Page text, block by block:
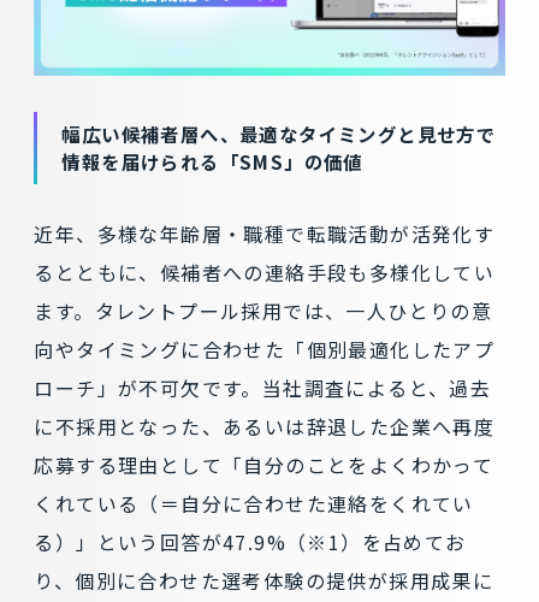
幅広い候補者層へ、最適なタイミングと見せ方で
情報を届けられる「SMS」の価値
近年、多様な年齢層・職種で転職活動が活発化す
るとともに、候補者への連絡手段も多様化してい
ます。タレントプール採用では、一人ひとりの意
向やタイミングに合わせた「個別最適化したアプ
ローチ」が不可欠です。当社調査によると、過去
に不採用となった、あるいは辞退した企業へ再度
応募する理由として「自分のことをよくわかって
くれている（＝自分に合わせた連絡をくれてい
る）」という回答が47.9%（※1）を占めてお
り、個別に合わせた選考体験の提供が採用成果に